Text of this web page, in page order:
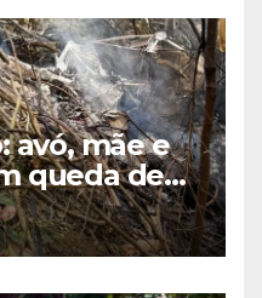
avó, mãe e
queda de